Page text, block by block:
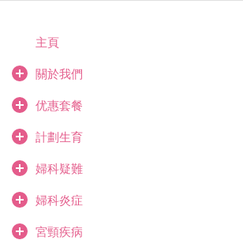
主頁
關於我們
优惠套餐
計劃生育
婦科疑難
婦科炎症
宮頸疾病